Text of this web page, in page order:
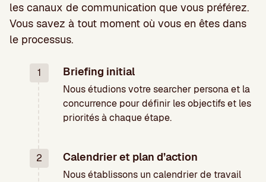
les canaux de communication que vous préférez.
Vous savez à tout moment où vous en êtes dans
le processus.
1 Briefing initial
Nous étudions votre searcher persona et la
concurrence pour définir les objectifs et les
priorités à chaque étape.
2 Calendrier et plan d’action
Nous établissons un calendrier de travail